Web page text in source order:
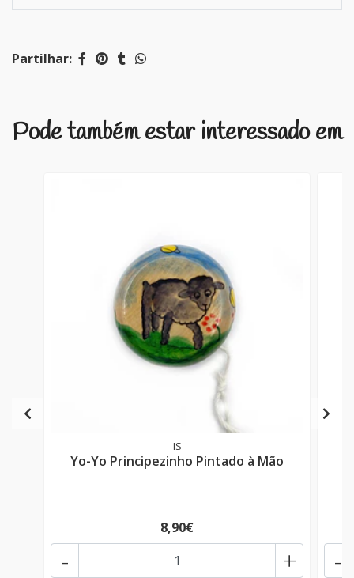
Partilhar:
Pode também estar interessado em
IS
Yo-Yo Principezinho Pintado à Mão
8,90€
+
- -